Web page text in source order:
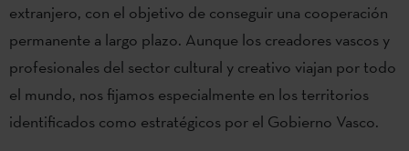
extranjero, con el objetivo de conseguir una cooperación
permanente a largo plazo. Aunque los creadores vascos y
profesionales del sector cultural y creativo viajan por todo
el mundo, nos fijamos especialmente en los territorios
identificados como estratégicos por el Gobierno Vasco.